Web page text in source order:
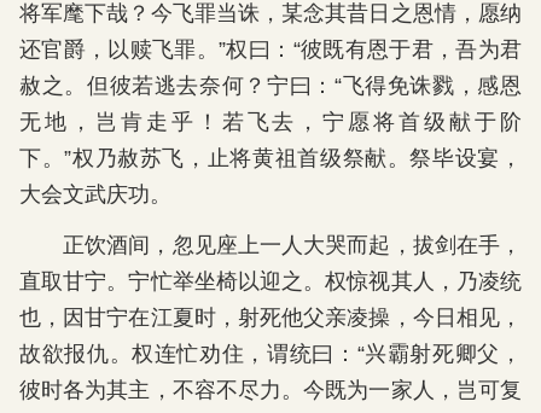
将军麾下哉？今飞罪当诛，某念其昔日之恩情，愿纳
还官爵，以赎飞罪。”权曰：“彼既有恩于君，吾为君
赦之。但彼若逃去奈何？宁曰：“飞得免诛戮，感恩
无地，岂肯走乎！若飞去，宁愿将首级献于阶
下。”权乃赦苏飞，止将黄祖首级祭献。祭毕设宴，
大会文武庆功。
正饮酒间，忽见座上一人大哭而起，拔剑在手，
直取甘宁。宁忙举坐椅以迎之。权惊视其人，乃凌统
也，因甘宁在江夏时，射死他父亲凌操，今日相见，
故欲报仇。权连忙劝住，谓统曰：“兴霸射死卿父，
彼时各为其主，不容不尽力。今既为一家人，岂可复